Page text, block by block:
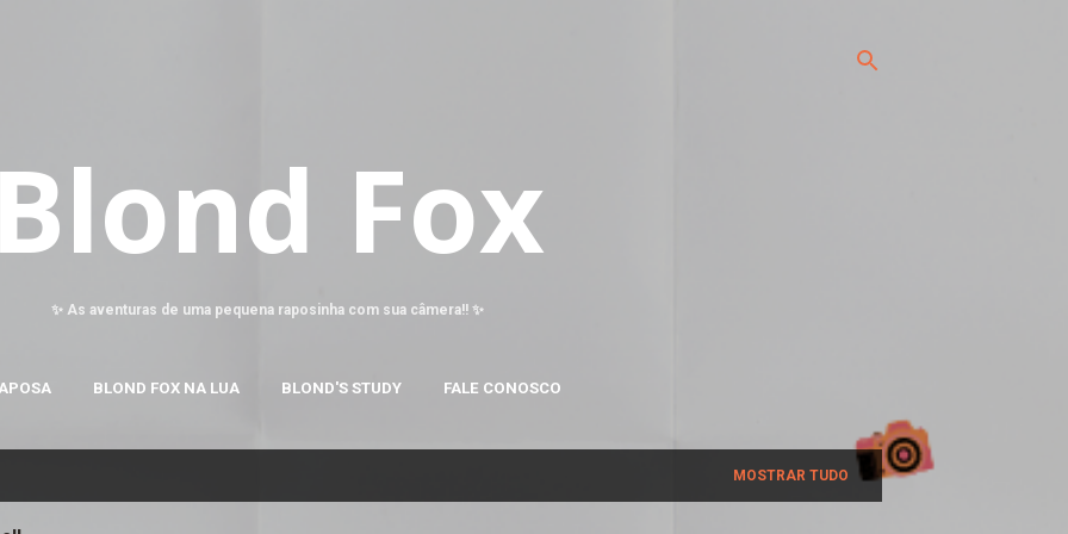
Blond Fox
✨ As aventuras de uma pequena raposinha com sua câmera!! ✨
BLOND FOX NA LUA BLOND'S STUDY FALE CONOSCO
MOSTRAR TUDO